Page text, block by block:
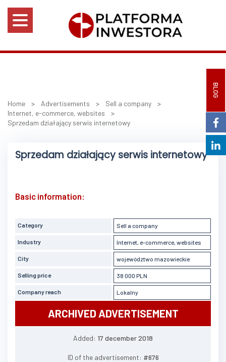
BLOG
Home > Advertisements > Sell a company >
Internet, e-commerce, websites >
Sprzedam działający serwis internetowy
Sprzedam działający serwis internetowy
Basic information:
Category Sell a company
Industry Internet, e-commerce, websites
City województwo mazowieckie
Selling price 38 000 PLN
Company reach Lokalny
ARCHIVED ADVERTISEMENT
Added: 17 december 2018
ID of the advertisement: #676